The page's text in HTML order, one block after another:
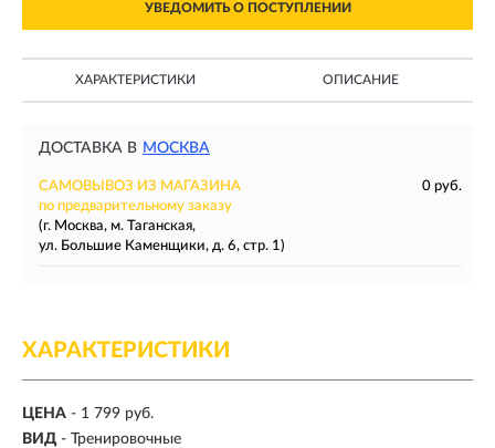
УВЕДОМИТЬ О ПОСТУПЛЕНИИ
ХАРАКТЕРИСТИКИ ОПИСАНИЕ
ДОСТАВКА В МОСКВА
САМОВЫВОЗ ИЗ МАГАЗИНА
0 руб.
по предварительному заказу
(г. Москва, м. Таганская,
ул. Большие Каменщики, д. 6, стр. 1)
ХАРАКТЕРИСТИКИ
ЦЕНА - 1 799 руб.
ВИД - Тренировочные